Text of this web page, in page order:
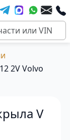
2V Volvo
V